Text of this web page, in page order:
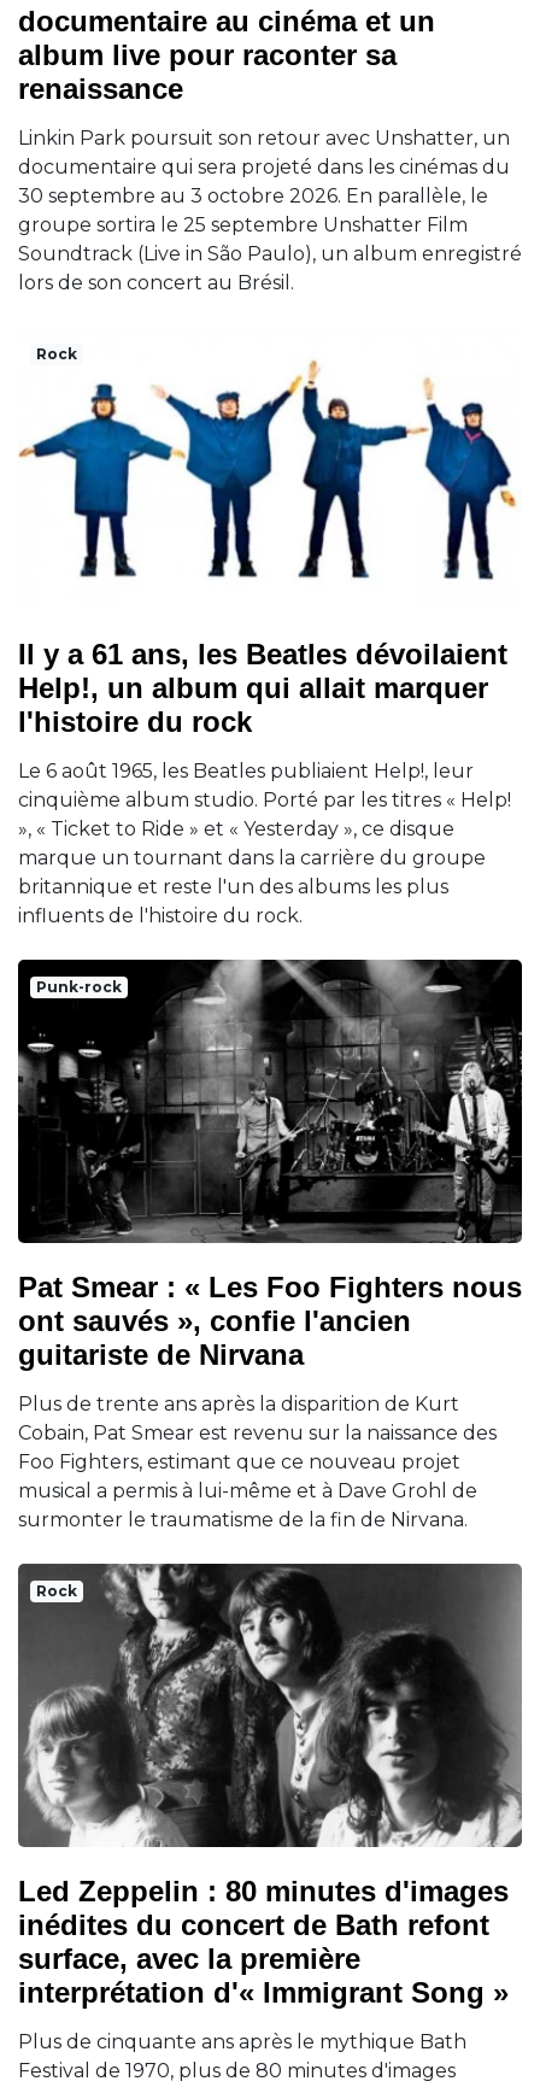
documentaire au cinéma et un
album live pour raconter sa
renaissance
Linkin Park poursuit son retour avec Unshatter, un
documentaire qui sera projeté dans les cinémas du
30 septembre au 3 octobre 2026. En parallèle, le
groupe sortira le 25 septembre Unshatter Film
Soundtrack (Live in São Paulo), un album enregistré
lors de son concert au Brésil.
Rock
Il y a 61 ans, les Beatles dévoilaient
Help!, un album qui allait marquer
l'histoire du rock
Le 6 août 1965, les Beatles publiaient Help!, leur
cinquième album studio. Porté par les titres « Help!
», « Ticket to Ride » et « Yesterday », ce disque
marque un tournant dans la carrière du groupe
britannique et reste l'un des albums les plus
influents de l'histoire du rock.
Punk-rock
Pat Smear : « Les Foo Fighters nous
ont sauvés », confie l'ancien
guitariste de Nirvana
Plus de trente ans après la disparition de Kurt
Cobain, Pat Smear est revenu sur la naissance des
Foo Fighters, estimant que ce nouveau projet
musical a permis à lui-même et à Dave Grohl de
surmonter le traumatisme de la fin de Nirvana.
Rock
Led Zeppelin : 80 minutes d'images
inédites du concert de Bath refont
surface, avec la première
interprétation d'« Immigrant Song »
Plus de cinquante ans après le mythique Bath
Festival de 1970, plus de 80 minutes d'images